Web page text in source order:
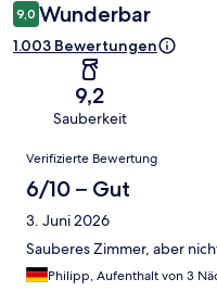
9,0 Wunderbar
1.003 Bewertungen
9,2
Sauberkeit
Bewertungen
Verifizierte Bewertung
6/10 – Gut
3. Juni 2026
Sauberes Zimmer, aber
Philipp, Aufenthalt von 3